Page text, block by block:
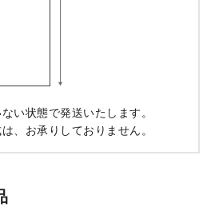
い状態で発送いたします。
、お承りしておりません。